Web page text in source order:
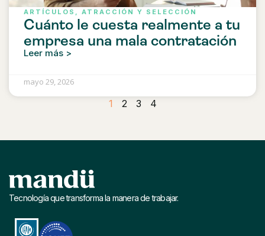
ARTÍCULOS ATRACCIÓN Y SELECCIÓN
Cuánto le cuesta realmente a tu
empresa una mala contratación
Leer más >
mayo 29, 2026
1 2 3 4
Tecnología que transforma la manera de trabajar.